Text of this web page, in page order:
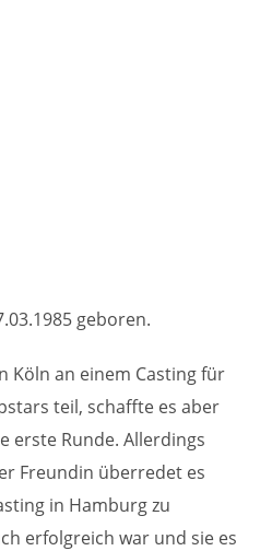
geboren.
Köln an einem Casting für
teil, schaffte es aber
erste Runde. Allerdings
Freundin überredet es
in Hamburg zu
erfolgreich war und sie es